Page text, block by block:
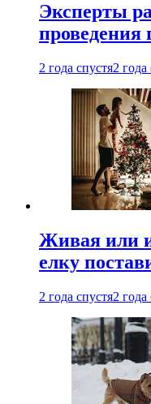
Эксперты
проведения
2 года спустя2 года
Живая или
елку
2 года спустя2 года